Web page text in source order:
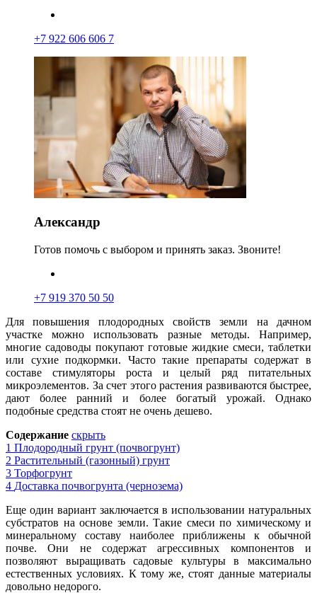
+7 922 606 606 7
Александр
Готов помочь с выбором и принять заказ. Звоните!
+7 919 370 50 50
Для повышения плодородных свойств земли на дачном
участке можно использовать разные методы. Например,
многие садоводы покупают готовые жидкие смеси, таблетки
или сухие подкормки. Часто такие препараты содержат в
составе стимуляторы роста и целый ряд питательных
микроэлементов. За счет этого растения развиваются быстрее,
дают более ранний и более богатый урожай. Однако
подобные средства стоят не очень дешево.
Содержание скрыть
1 Плодородный грунт (почвогрунт)
2 Растительный (газонный) грунт
3 Торфогрунт
4 Доставка почвогрунта (чернозема)
Еще один вариант заключается в использовании натуральных
субстратов на основе земли. Такие смеси по химическому и
минеральному составу наиболее приближены к обычной
почве. Они не содержат агрессивных компонентов и
позволяют выращивать садовые культуры в максимально
естественных условиях. К тому же, стоят данные материалы
довольно недорого.